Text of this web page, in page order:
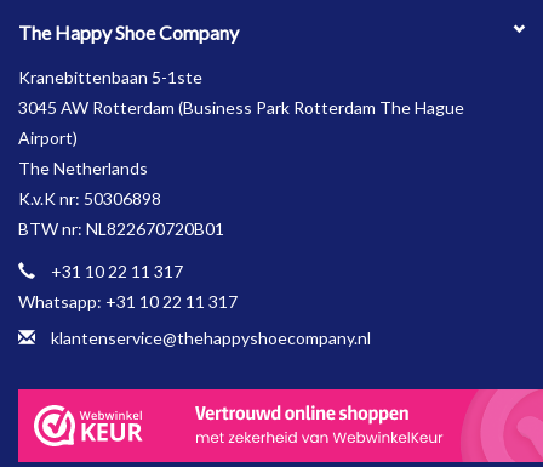
The Happy Shoe Company
Kranebittenbaan 5-1ste
3045 AW Rotterdam (Business Park Rotterdam The Hague
Airport)
The Netherlands
K.v.K nr: 50306898
BTW nr: NL822670720B01
+31 10 22 11 317
Whatsapp: +31 10 22 11 317
klantenservice@thehappyshoecompany.nl